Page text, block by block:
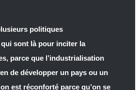
politiques
sont là pour inciter la
parce que l’industrialisation
de développer un pays ou un
est réconforté parce qu’on se